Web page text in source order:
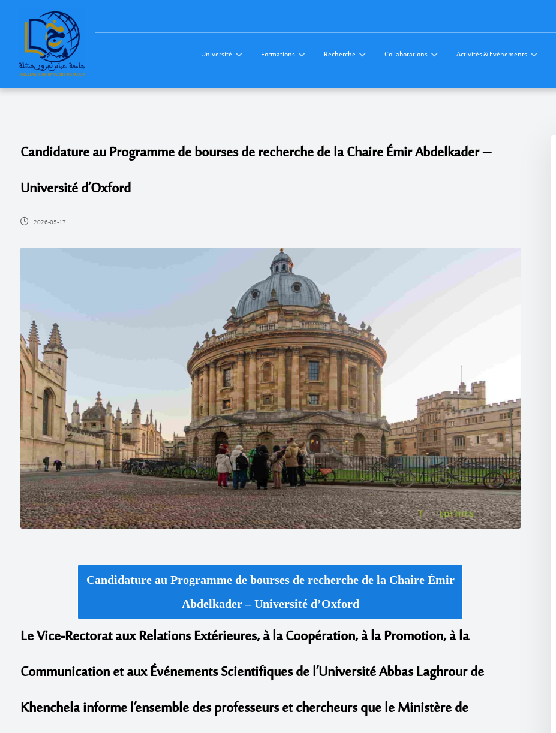
Université Formations Recherche Collaborations Activités & Evénements
Candidature au Programme de bourses de recherche de la Chaire Émir Abdelkader –
Université d’Oxford
2026-05-17
Candidature au Programme de bourses de recherche de la Chaire Émir
Abdelkader – Université d’Oxford
Le Vice-Rectorat aux Relations Extérieures, à la Coopération, à la Promotion, à la
Communication et aux Événements Scientifiques de l’Université Abbas Laghrour de
Khenchela informe l’ensemble des professeurs et chercheurs que le Ministère de